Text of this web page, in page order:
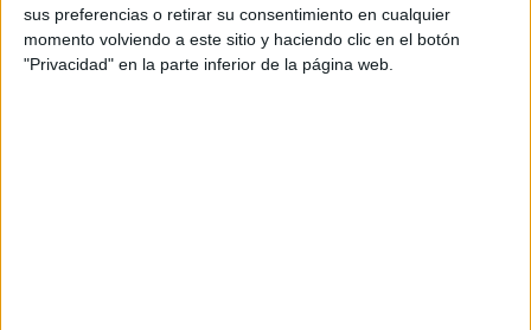
sus preferencias o retirar su consentimiento en cualquier
momento volviendo a este sitio y haciendo clic en el botón
"Privacidad" en la parte inferior de la página web.